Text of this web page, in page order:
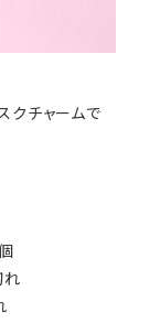
クチャームで